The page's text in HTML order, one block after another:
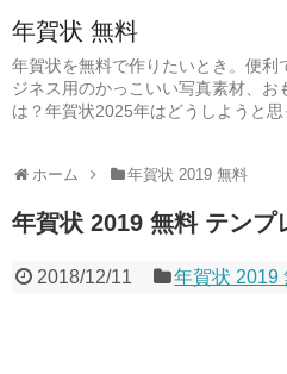
年賀状 無料
年賀状を無料で作りたいとき。便利
ジネス用のかっこいい写真素材、お
は？年賀状2025年はどうしようと思
ホーム 年賀状 2019 無料
年賀状 2019 無料 テンプ
2018/12/11 年賀状 2019